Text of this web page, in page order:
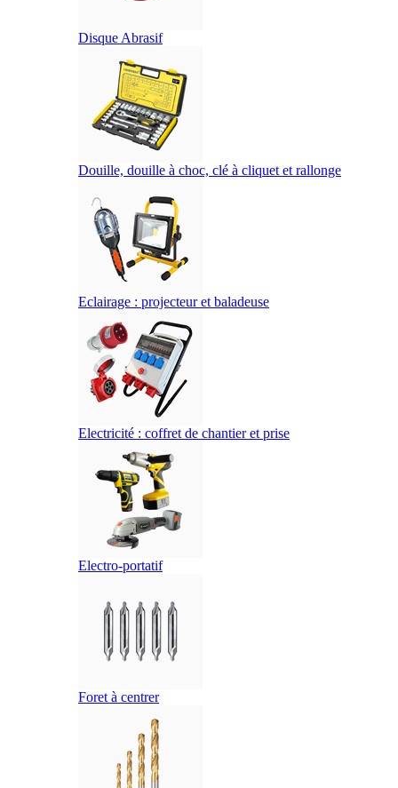
Disque Abrasif
Douille, douille à choc, clé à cliquet et rallonge
Eclairage : projecteur et baladeuse
Electricité : coffret de chantier et prise
Electro-portatif
Foret à centrer